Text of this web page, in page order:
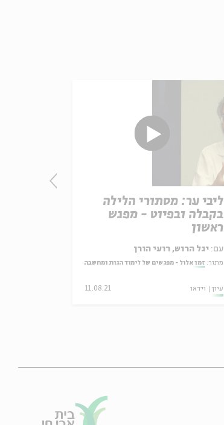
ליבי ער: מסתורי הלילה
בקבלה ובפיוט - מפגש
ראשון
עם: יגל הרוש, רועי הורן
מתוך: זמן אלול - מפגשים של לימוד הגות ומחשבה
עיון וידאו 11.08.21